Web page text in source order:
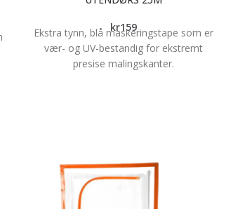
kr159
Ekstra tynn, blå maskeringstape som er
vær- og UV-bestandig for ekstremt
presise malingskanter.
Egnet til de fleste malingskvaliteter, men
spesielt bra til vannbaserte kvaliteter.